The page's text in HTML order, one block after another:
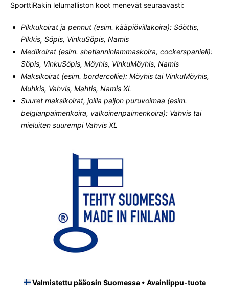
SporttiRakin lelumalliston koot menevät seuraavasti:
Pikkukoirat ja pennut (esim. kääpiövillakoira): Sööttis,
Pikkis, Söpis, VinkuSöpis, Namis
Medikoirat (esim. shetlanninlammaskoira, cockerspanieli):
Söpis, VinkuSöpis, Möyhis, VinkuMöyhis, Namis
Maksikoirat (esim. bordercollie): Möyhis tai VinkuMöyhis,
Muhkis, Vahvis, Mahtis, Namis XL
Suuret maksikoirat, joilla paljon puruvoimaa (esim.
belgianpaimenkoira, valkoinenpaimenkoira): Vahvis tai
mieluiten suurempi Vahvis XL
Valmistettu pääosin Suomessa • Avainlippu-tuote